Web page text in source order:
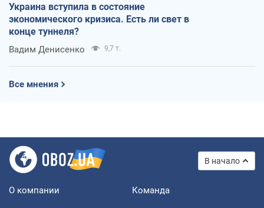
Украина вступила в состояние
экономического кризиса. Есть ли свет в
конце туннеля?
Вадим Денисенко 9,7 т.
Все мнения
В начало
О компании Команда